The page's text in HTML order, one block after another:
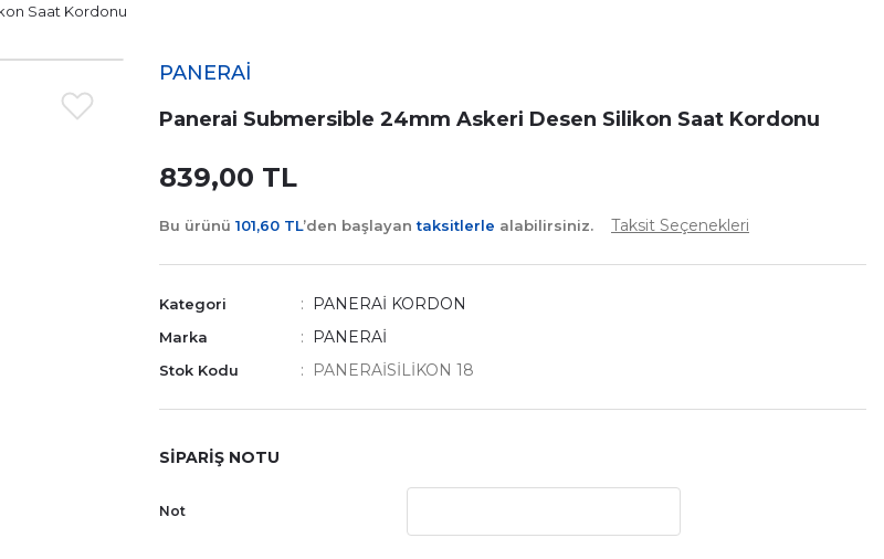
Saat Kordonu
PANERAİ
Panerai Submersible 24mm Askeri Desen Silikon Saat Kordonu
839,00 TL
Bu ürünü 101,60 TL’den başlayantaksitlerle alabilirsiniz. Taksit Seçenekleri
Kategori PANERAİ KORDON
Marka PANERAİ
Stok Kodu PANERAİSİLİKON 18
SİPARİŞ NOTU
Not